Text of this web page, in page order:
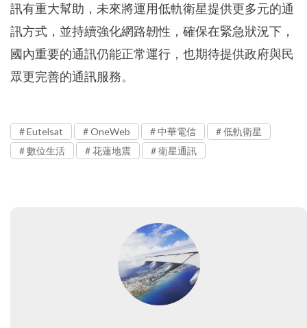
訊有重大幫助，未來將運用低軌衛星提供更多元的通
訊方式，並持續強化網路韌性，確保在緊急狀況下，
國內重要的通訊仍能正常運行，也期待提供政府與民
眾更完善的通訊服務。
Eutelsat OneWeb 中華電信
低軌衛星
數位生活
花蓮地震 衛星通訊